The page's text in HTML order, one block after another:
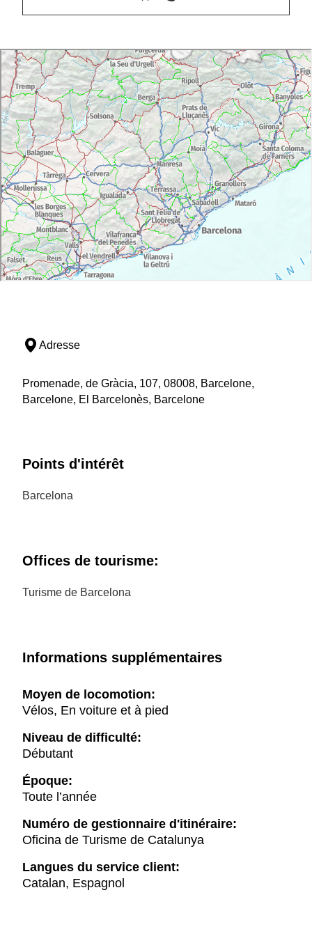
Adresse
Promenade, de Gràcia, 107, 08008, Barcelone,
Barcelone, El Barcelonès, Barcelone
Points d'intérêt
Barcelona
Offices de tourisme:
Turisme de Barcelona
Informations supplémentaires
Moyen de locomotion:
Vélos, En voiture et à pied
Niveau de difficulté:
Débutant
Époque:
Toute l’année
Numéro de gestionnaire d'itinéraire:
Oficina de Turisme de Catalunya
Langues du service client:
Catalan, Espagnol